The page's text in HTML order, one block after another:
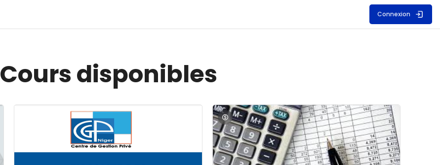
Connexion
Cours disponibles
Image du cours FISCALITE DES APPROVISIONNEMENTSImage du cours Comptabilité